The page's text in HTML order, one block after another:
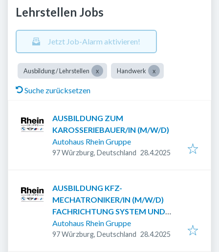
Lehrstellen Jobs
Jetzt Job-Alarm aktivieren!
Ausbildung / Lehrstellen Handwerk
Suche zurücksetzen
AUSBILDUNG ZUM
KAROSSERIEBAUER/IN (M/W/D)
Autohaus Rhein Gruppe
97 Würzburg, Deutschland Veröffentlicht
28.4.2025
AUSBILDUNG KFZ-
MECHATRONIKER/IN (M/W/D)
FACHRICHTUNG SYSTEM UND
HOCHVOLTTECHNIK
Autohaus Rhein Gruppe
97 Würzburg, Deutschland Veröffentlicht
28.4.2025